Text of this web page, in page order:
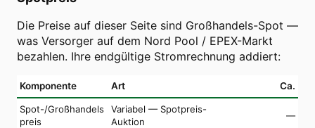
Die Preise auf dieser Seite sind Großhandels-Spot —
was Versorger auf dem Nord Pool / EPEX-Markt
bezahlen. Ihre endgültige Stromrechnung addiert:
Komponente Art Ca.
Spot-/Großhandels
preis
Variabel — Spotpreis-
Auktion
—